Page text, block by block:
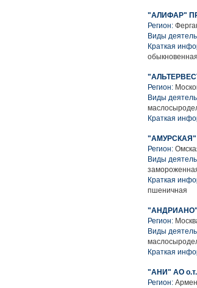
"АЛИФАР"
Регион:
Виды
Краткая
Регион:
Виды
Краткая
Регион:
Виды
Краткая
пшеничная
Регион:
Виды
Краткая
"АНИ" АО о.т.
Регион: